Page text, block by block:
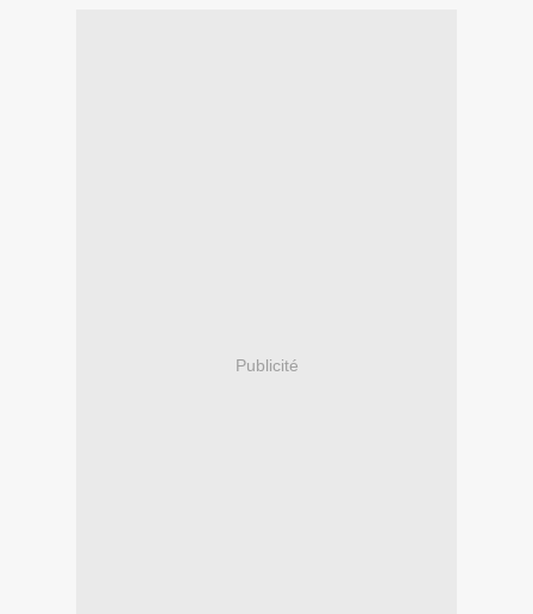
Publicité